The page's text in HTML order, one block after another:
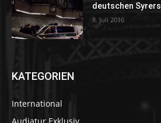
deutschen Syrers
8. Juli 2016
KATEGORIEN
International